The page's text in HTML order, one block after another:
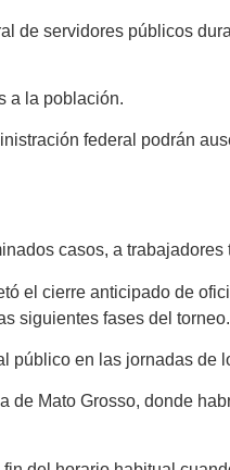
de servidores públicos
a la población.
federal podrán
casos, a
el cierre anticipado de
siguientes fases del torneo.
público en las jornadas de
Mato Grosso, donde